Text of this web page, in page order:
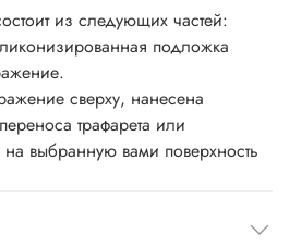
из следующих частей:
подложка
сверху, нанесена
трафарета или
выбранную вами поверхность